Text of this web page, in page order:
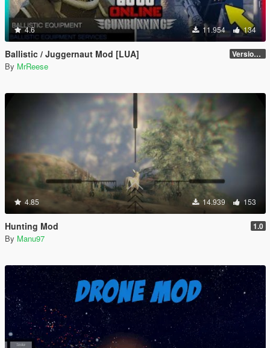
4.6 11.954 134
Ballistic / Juggernaut Mod [LUA] Version 6.0
By MrReese
4.85 14.939 153
Hunting Mod 1.0
By Manu97